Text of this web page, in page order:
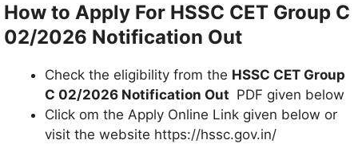
How to Apply For HSSC CET Group C
02/2026 Notification Out
Check the eligibility from the HSSC CET Group
C 02/2026 Notification Out PDF given below
Click om the Apply Online Link given below or
visit the website https://hssc.gov.in/